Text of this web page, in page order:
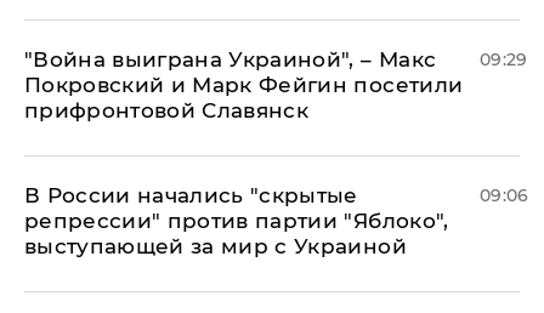
"Война выиграна Украиной", – Макс
Покровский и Марк Фейгин посетили
прифронтовой Славянск
09:29
В России начались "скрытые
репрессии" против партии "Яблоко",
выступающей за мир с Украиной
09:06